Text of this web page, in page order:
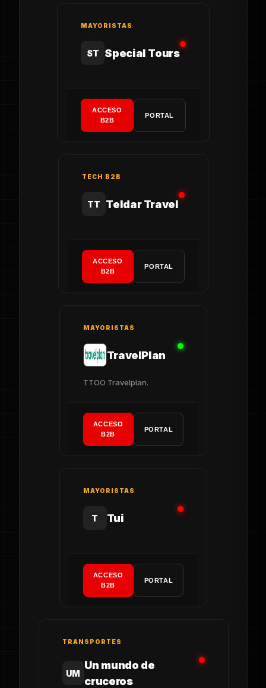
MAYORISTAS
ST Special Tours
ACCESO
B2B
PORTAL
TECH B2B
TT Teldar Travel
ACCESO
B2B
PORTAL
MAYORISTAS
TravelPlan
TTOO Travelplan.
ACCESO
B2B
PORTAL
MAYORISTAS
T Tui
ACCESO
B2B
PORTAL
TRANSPORTES
UM
Un mundo de
cruceros